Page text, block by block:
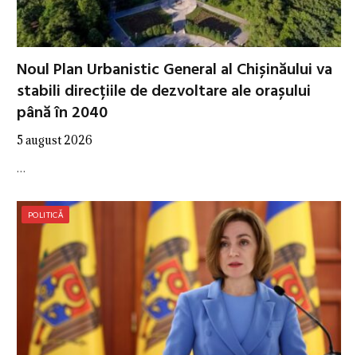
Noul Plan Urbanistic General al Chișinăului va
stabili direcțiile de dezvoltare ale orașului
până în 2040
5 august 2026
…
POLITICĂ